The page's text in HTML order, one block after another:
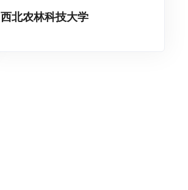
西北农林科技大学